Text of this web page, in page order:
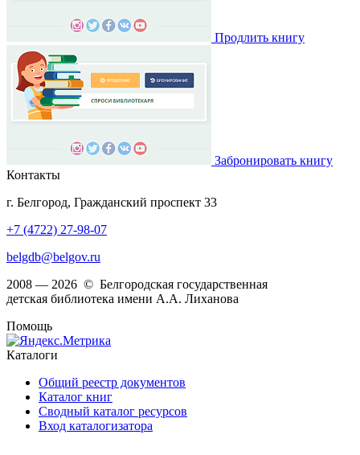
Продлить книгу
Забронировать книгу
Контакты
г. Белгород, Гражданский проспект 33
+7 (4722) 27-98-07
belgdb@belgov.ru
2008 — 2026 © Белгородская государственная
детская библиотека имени А.А. Лиханова
Помощь
Каталоги
Общий реестр документов
Каталог книг
Сводный каталог ресурсов
Вход каталогизатора